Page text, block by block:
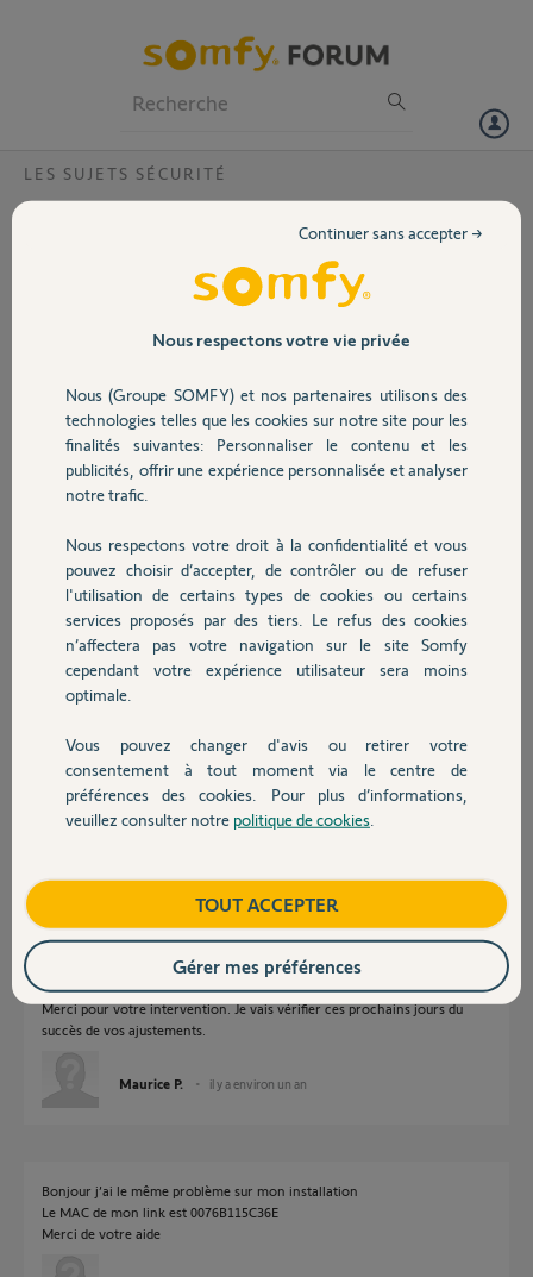
Volet
Sécurité
Domotique
Chauffage
Autres produits
Devis avec un pro
Contact
LES SUJETS SÉCURITÉ
Déplacement sirène extérieure avec alarme
Je rencontre également depuis plusieurs jours et fréquemment le
problème lié au déplacement de ma sirène extérieure avec
déclenchement de l'alarme. Autoprotection désactivée en
alors que celui-ci est fixé au mur.
Merci de bien vouloir m'informer d'une action éventuelle à faire.
MAC du Link advanced : 0076B1104974
Bonne journée.
il y a environ un an
Participer au fil de discussion
Réponses
Bonjour Maurice,
Le nécessaire a été effectué.
Bonne journée.
Morgan F. il y a environ un an
Bonsoir
Merci pour votre intervention. Je vais vérifier ces prochains jours du
succès de vos ajustements.
Maurice P. il y a environ un an
Bonjour j’ai le même problème sur mon installation
Le MAC de mon link est 0076B115C36E
Merci de votre aide
Nous respectons votre vie privée
Nous (Groupe SOMFY) et nos partenaires utilisons des
technologies telles que les cookies sur notre site pour les
finalités suivantes: Personnaliser le contenu et les
publicités, offrir une expérience personnalisée et analyser
notre trafic.
Nous respectons votre droit à la confidentialité et vous
pouvez choisir d’accepter, de contrôler ou de refuser
l'utilisation de certains types de cookies ou certains
services proposés par des tiers. Le refus des cookies
n’affectera pas votre navigation sur le site Somfy
cependant votre expérience utilisateur sera moins
optimale.
Vous pouvez changer d'avis ou retirer votre
consentement à tout moment via le centre de
préférences des cookies. Pour plus d’informations,
veuillez consulter notre politique de cookies
Continuer sans accepter →
TOUT ACCEPTER
Gérer mes préférences